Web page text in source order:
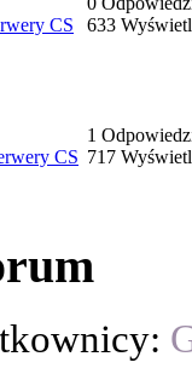
CS
633
CS
1
717